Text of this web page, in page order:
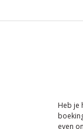
Heb je
even